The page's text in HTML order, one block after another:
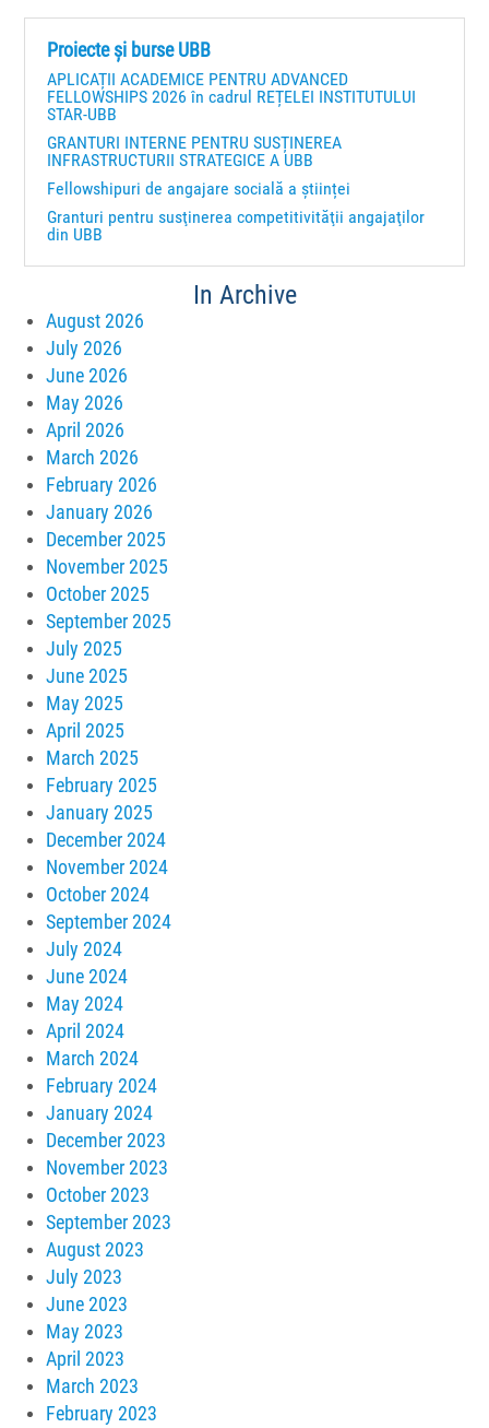
Proiecte și burse UBB
APLICAȚII ACADEMICE PENTRU ADVANCED
FELLOWSHIPS 2026 în cadrul REȚELEI INSTITUTULUI
STAR-UBB
GRANTURI INTERNE PENTRU SUSȚINEREA
INFRASTRUCTURII STRATEGICE A UBB
Fellowshipuri de angajare socială a științei
Granturi pentru susţinerea competitivităţii angajaţilor
din UBB
In Archive
August 2026
July 2026
June 2026
May 2026
April 2026
March 2026
February 2026
January 2026
December 2025
November 2025
October 2025
September 2025
July 2025
June 2025
May 2025
April 2025
March 2025
February 2025
January 2025
December 2024
November 2024
October 2024
September 2024
July 2024
June 2024
May 2024
April 2024
March 2024
February 2024
January 2024
December 2023
November 2023
October 2023
September 2023
August 2023
July 2023
June 2023
May 2023
April 2023
March 2023
February 2023